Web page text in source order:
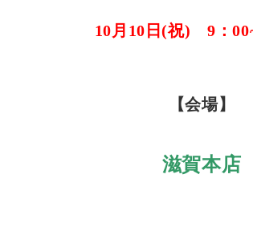
10月10日(祝) 9：
【会場】
滋賀本店